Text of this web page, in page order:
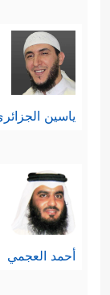
ياسين
أحمد العجمي